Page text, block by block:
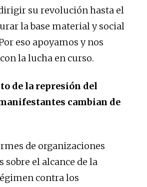
su revolución hasta el
la base material y social
eso apoyamos y nos
la lucha en curso.
de la represión del
cambian de
de organizaciones
el alcance de la
contra los